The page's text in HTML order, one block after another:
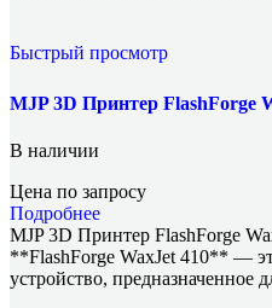
Быстрый просмотр
MJP 3D Принтер FlashForge
В наличии
Цена по запросу
Подробнее
MJP 3D Принтер FlashForge
**FlashForge WaxJet 410** —
устройство, предназначенное